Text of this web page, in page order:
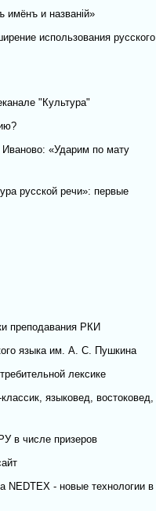
имёнъ и названiй»
использования русского
"Культура"
«Ударим по мату
русской речи»: первые
преподавания РКИ
языка им. А. С. Пушкина
лексике
языковед, востоковед,
в числе призеров
NEDTEX - новые технологии в